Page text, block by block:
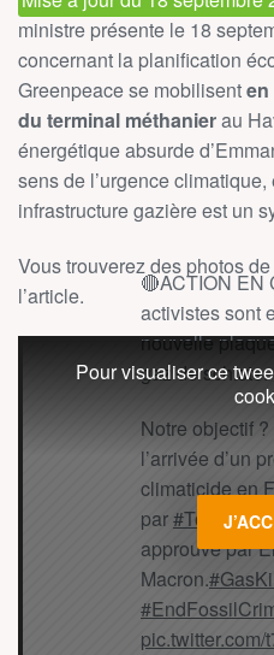
ministre présente le 18
concernant la planification
Greenpeace se mobilisenten
du terminal méthanierau
énergétique absurde
sens de l’urgence
infrastructure gazière est un
Vous trouverez des photos
l’article.
🔴ACTION EN
activistes sont
nouvelle
gaz de schiste.
Notre objectif
l’arrivée d’un
climaticide en
par
approuvé par
Macron.
pic.twitter.com/
Pour visualiser ce